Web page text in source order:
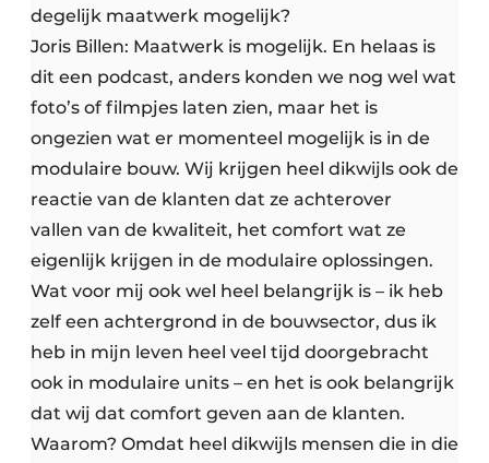
degelijk maatwerk mogelijk?
Joris Billen: Maatwerk is mogelijk. En helaas is
dit een podcast, anders konden we nog wel wat
foto’s of filmpjes laten zien, maar het is
ongezien wat er momenteel mogelijk is in de
modulaire bouw. Wij krijgen heel dikwijls ook de
reactie van de klanten dat ze achterover
vallen van de kwaliteit, het comfort wat ze
eigenlijk krijgen in de modulaire oplossingen.
Wat voor mij ook wel heel belangrijk is – ik heb
zelf een achtergrond in de bouwsector, dus ik
heb in mijn leven heel veel tijd doorgebracht
ook in modulaire units – en het is ook belangrijk
dat wij dat comfort geven aan de klanten.
Waarom? Omdat heel dikwijls mensen die in die